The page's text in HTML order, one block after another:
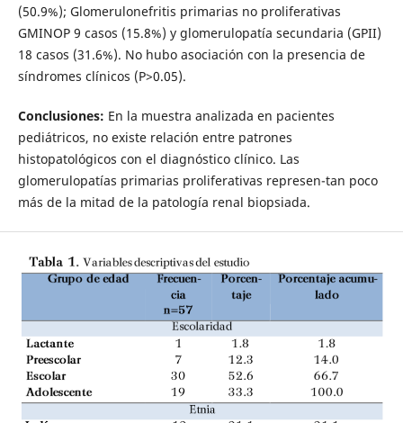
(50.9%); Glomerulonefritis primarias no proliferativas
GMINOP 9 casos (15.8%) y glomerulopatía secundaria (GPII)
18 casos (31.6%). No hubo asociación con la presencia de
síndromes clínicos (P>0.05).
Conclusiones: En la muestra analizada en pacientes
pediátricos, no existe relación entre patrones
histopatológicos con el diagnóstico clínico. Las
glomerulopatías primarias proliferativas represen-tan poco
más de la mitad de la patología renal biopsiada.